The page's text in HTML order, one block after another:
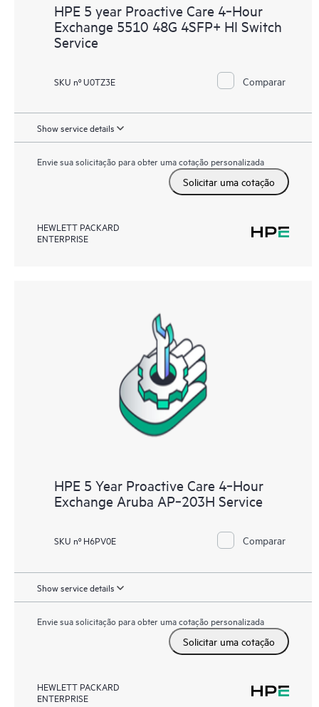
HPE 5 year Proactive Care 4‑Hour
Exchange 5510 48G 4SFP+ HI Switch
Service
SKU nº U0TZ3E Comparar
Show service details
Envie sua solicitação para obter uma cotação personalizada
Solicitar uma cotação
HEWLETT PACKARD
ENTERPRISE
HPE 5 Year Proactive Care 4‑Hour
Exchange Aruba AP‑203H Service
SKU nº H6PV0E Comparar
Show service details
Envie sua solicitação para obter uma cotação personalizada
Solicitar uma cotação
HEWLETT PACKARD
ENTERPRISE